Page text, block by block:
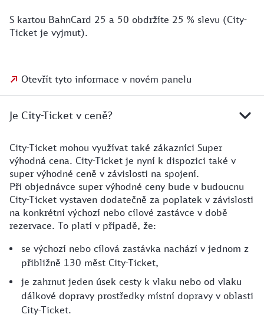
S kartou BahnCard 25 a 50 obdržíte 25 % slevu (City-
Ticket je vyjmut).
Otevřít tyto informace v novém panelu
Je City-Ticket v ceně?
City-Ticket mohou využívat také zákazníci Super
výhodná cena. City-Ticket je nyní k dispozici také v
super výhodné ceně v závislosti na spojení.
Při objednávce super výhodné ceny bude v budoucnu
City-Ticket vystaven dodatečně za poplatek v závislosti
na konkrétní výchozí nebo cílové zastávce v době
rezervace. To platí v případě, že:
se výchozí nebo cílová zastávka nachází v jednom z
přibližně 130 měst City-Ticket,
je zahrnut jeden úsek cesty k vlaku nebo od vlaku
dálkové dopravy prostředky místní dopravy v oblasti
City-Ticket.